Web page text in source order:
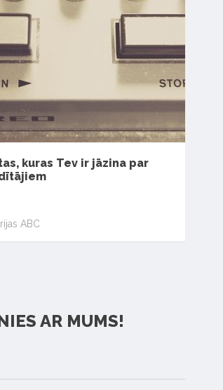
kuras Tev ir jāzina par
ABC
AR MUMS!